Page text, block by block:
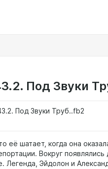
Под Звуки
Под Звуки Труб..fb2
её шатает, когда она
Вокруг появлялись
Легенда, Эйдолон и